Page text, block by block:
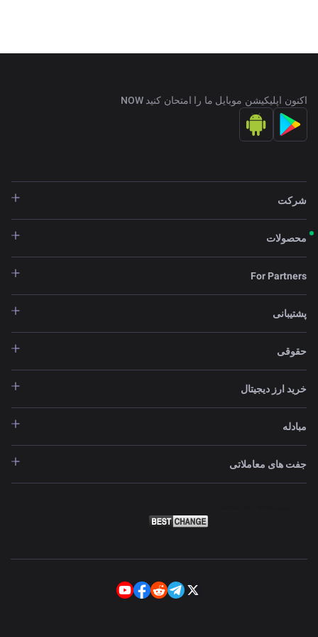
اکنون اپلیکیشن موبایل ما را امتحان کنید NOW
شرکت
محصولات
For Partners
پشتیبانی
حقوقی
خرید ارز دیجیتال
مبادله
جفت های معاملاتی